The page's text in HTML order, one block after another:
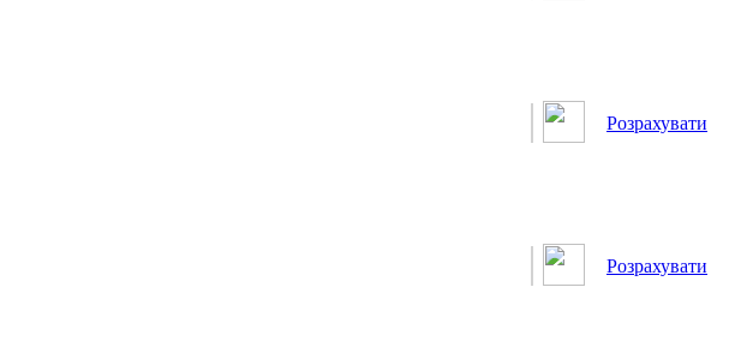
Розрахувати
Розрахувати